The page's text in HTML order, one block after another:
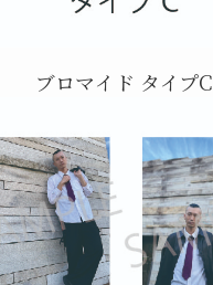
ブロマイド タイプC